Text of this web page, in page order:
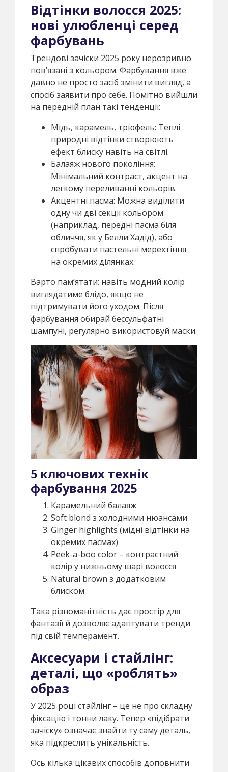
Відтінки волосся 2025:
нові улюбленці серед
фарбувань
Трендові зачіски 2025 року нерозривно
пов’язані з кольором. Фарбування вже
давно не просто засіб змінити вигляд, а
спосіб заявити про себе. Помітно вийшли
на передній план такі тенденції:
Мідь, карамель, трюфель: Теплі
природні відтінки створюють
ефект блиску навіть на світлі.
Балаяж нового покоління:
Мінімальний контраст, акцент на
легкому переливанні кольорів.
Акцентні пасма: Можна виділити
одну чи дві секції кольором
(наприклад, передні пасма біля
обличчя, як у Белли Хадід), або
спробувати пастельні мерехтіння
на окремих ділянках.
Варто пам’ятати: навіть модний колір
виглядатиме блідо, якщо не
підтримувати його уходом. Після
фарбування обирай бессульфатні
шампуні, регулярно використовуй маски.
5 ключових технік
фарбування 2025
Карамельний балаяж
Soft blond з холодними нюансами
Ginger highlights (мідні відтінки на
окремих пасмах)
Peek-a-boo color – контрастний
колір у нижньому шарі волосся
Natural brown з додатковим
блиском
Така різноманітність дає простір для
фантазії й дозволяє адаптувати тренди
під свій темперамент.
Аксесуари і стайлінг:
деталі, що «роблять»
образ
У 2025 році стайлінг – це не про складну
фіксацію і тонни лаку. Тепер «підібрати
зачіску» означає знайти ту саму деталь,
яка підкреслить унікальність.
Ось кілька цікавих способів доповнити